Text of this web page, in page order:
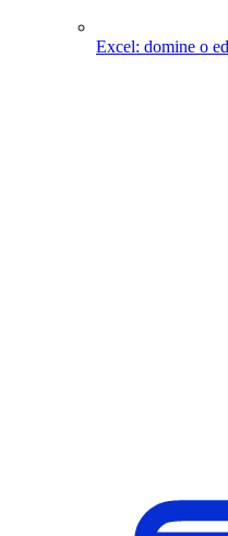
Excel: domine o